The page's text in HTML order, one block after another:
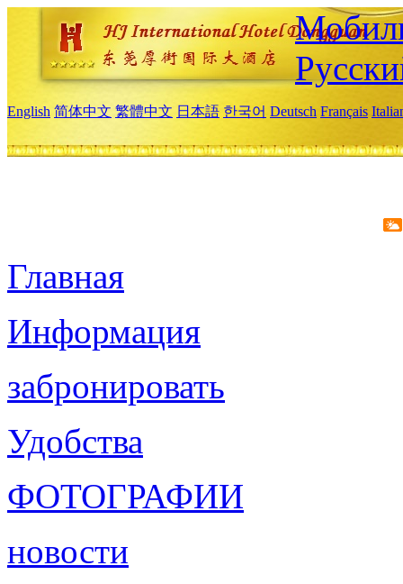
English 简体中文 繁體中文 日本語 한국어 Deutsch Français
Главная
Информация
забронировать
Удобства
ФОТОГРАФИИ
новости